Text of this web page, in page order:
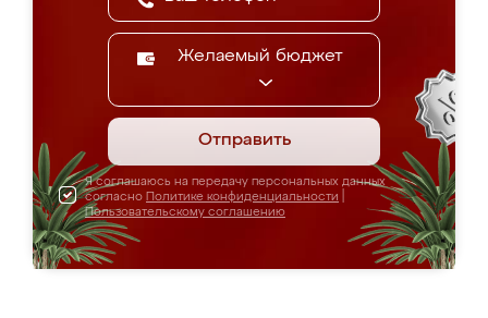
Желаемый бюджет
Отправить
Я соглашаюсь на передачу персональных данных
согласно Политике конфиденциальности
Пользовательскому соглашению